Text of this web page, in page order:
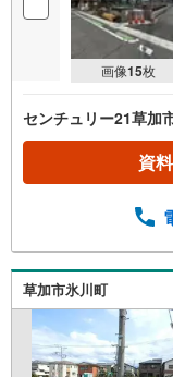
画像15枚
センチュリー21草加
資
草加市氷川町